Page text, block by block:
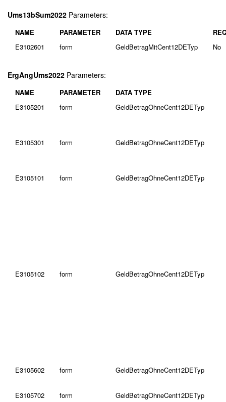
Ums13bSum2022 Parameters:
NAME PARAMETER DATA TYPE
E3102601
form GeldBetragMitCent12DETyp No
ErgAngUms2022 Parameters:
NAME PARAMETER
DATA TYPE
E3105201
form GeldBetragOhneCent12DETyp
E3105301 form GeldBetragOhneCent12DETyp
E3105101 form GeldBetragOhneCent12DETyp
E3105102 form GeldBetragOhneCent12DETyp
E3105602 form GeldBetragOhneCent12DETyp
E3105702 form GeldBetragOhneCent12DETyp